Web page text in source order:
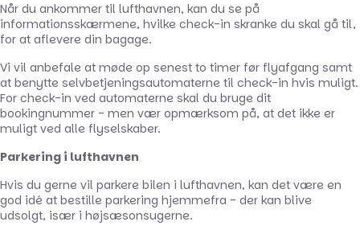
Når du ankommer til lufthavnen, kan du se på
informationsskærmene, hvilke check-in skranke du skal gå til,
for at aflevere din bagage.
Vi vil anbefale at møde op senest to timer før flyafgang samt
at benytte selvbetjeningsautomaterne til check-in hvis muligt.
For check-in ved automaterne skal du bruge dit
bookingnummer - men vær opmærksom på, at det ikke er
muligt ved alle flyselskaber.
Parkering i lufthavnen
Hvis du gerne vil parkere bilen i lufthavnen, kan det være en
god idé at bestille parkering hjemmefra - der kan blive
udsolgt, især i højsæsonsugerne.